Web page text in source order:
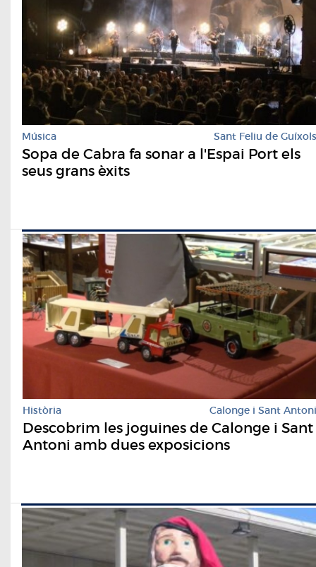
Música Sant Feliu de Guíxols
Sopa de Cabra fa sonar a l'Espai Port els
seus grans èxits
Història Calonge i Sant Antoni
Descobrim les joguines de Calonge i Sant
Antoni amb dues exposicions